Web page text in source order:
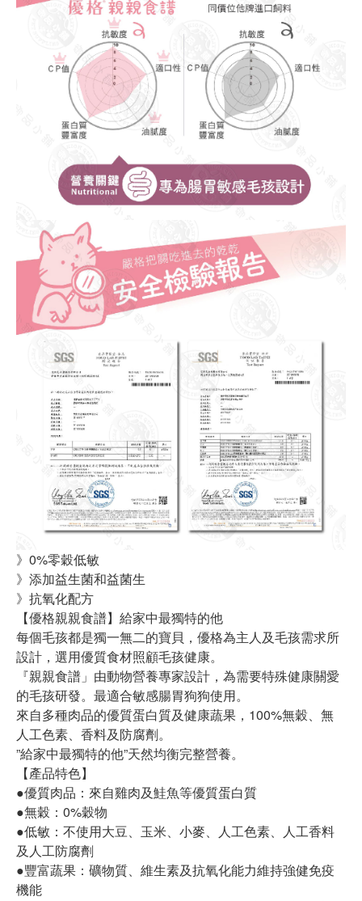
》0%零穀低敏
》添加益生菌和益菌生
》抗氧化配方
【優格親親食譜】給家中最獨特的他
每個毛孩都是獨一無二的寶貝，優格為主人及毛孩需求所
設計，選用優質食材照顧毛孩健康。
『親親食譜」由動物營養專家設計，為需要特殊健康關愛
的毛孩研發。最適合敏感腸胃狗狗使用。
來自多種肉品的優質蛋白質及健康蔬果，100%無穀、無
人工色素、香料及防腐劑。
”給家中最獨特的他”天然均衡完整營養。
【產品特色】
●優質肉品：來自雞肉及鮭魚等優質蛋白質
●無穀：0%穀物
●低敏：不使用大豆、玉米、小麥、人工色素、人工香料
及人工防腐劑
●豐富蔬果：礦物質、維生素及抗氧化能力維持強健免疫
機能